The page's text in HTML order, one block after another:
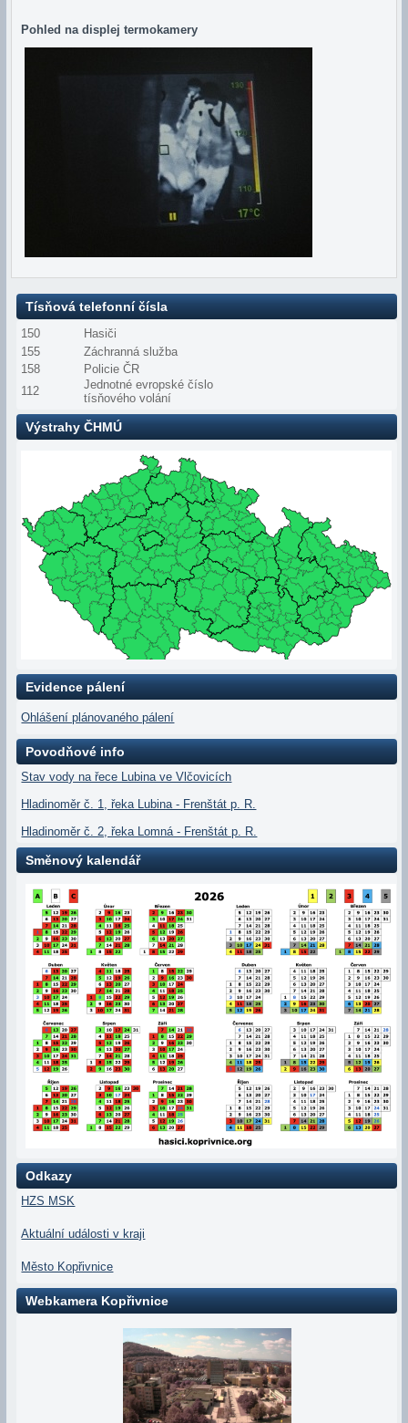
Pohled na displej termokamery
Tísňová telefonní čísla
150
Hasiči
155
Záchranná služba
158
Policie ČR
112
Jednotné evropské číslo
tísňového volání
Výstrahy ČHMÚ
Evidence pálení
Ohlášení plánovaného pálení
Povodňové info
Stav vody na řece Lubina ve Vlčovicích
Hladinoměr č. 1, řeka Lubina - Frenštát p. R.
Hladinoměr č. 2, řeka Lomná - Frenštát p. R.
Směnový kalendář
Odkazy
HZS MSK
Aktuální události v kraji
Město Kopřivnice
Webkamera Kopřivnice